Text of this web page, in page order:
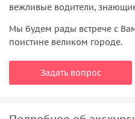
вежливые водители,
Мы будем рады встрече с
поистине великом городе.
Задать вопрос